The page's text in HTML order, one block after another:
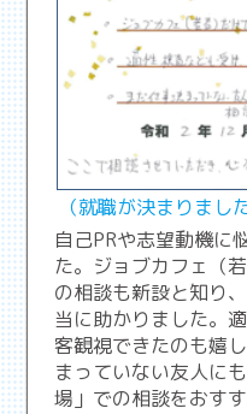
（就職が決まりまし
自己PRや志望動機に
た。ジョブカフェ（
の相談も新設と知り
当に助かりました。
客観視できたのも嬉
まっていない友人に
場」での相談をおす